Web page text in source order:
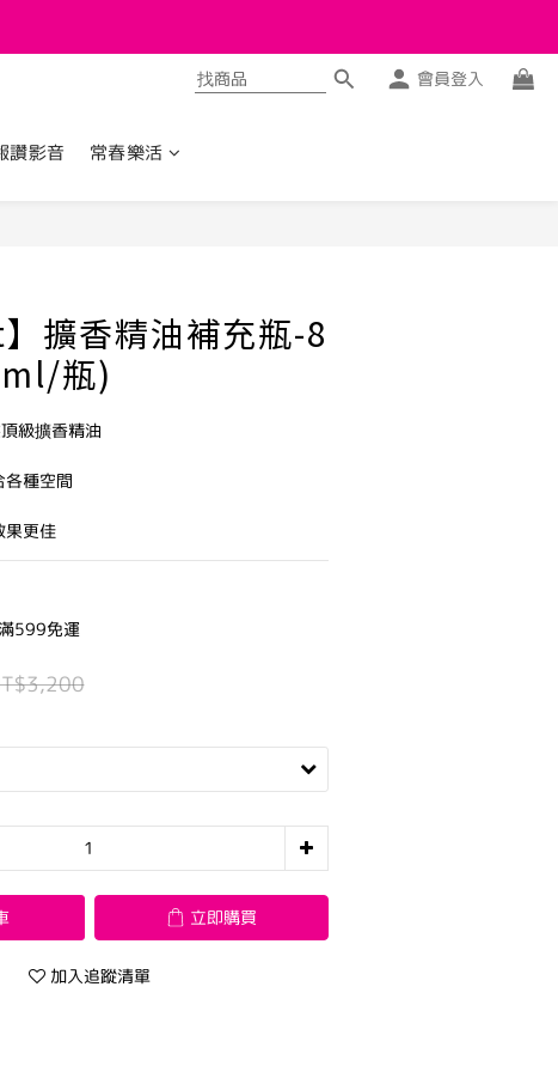
會員登入
讚影音 常春樂活
】擴香精油補充瓶-8
瓶)
級擴香精油
種空間
更佳
599免運
立即購買
加入追蹤清單